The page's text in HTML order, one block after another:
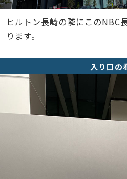
ヒルトン長崎の隣にこのNBC
ります。
入り口の